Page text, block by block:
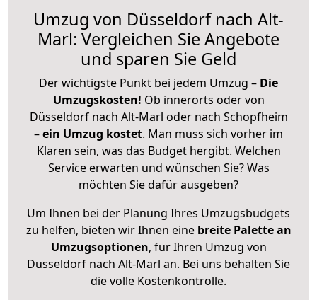
Umzug von Düsseldorf nach Alt-
Marl: Vergleichen Sie Angebote
und sparen Sie Geld
Der wichtigste Punkt bei jedem Umzug – Die
Umzugskosten! Ob innerorts oder von
Düsseldorf nach Alt-Marl oder nach Schopfheim
–ein Umzug kostet. Man muss sich vorher im
Klaren sein, was das Budget hergibt. Welchen
Service erwarten und wünschen Sie? Was
möchten Sie dafür ausgeben?
Um Ihnen bei der Planung Ihres Umzugsbudgets
zu helfen, bieten wir Ihnen eine breite Palette an
Umzugsoptionen, für Ihren Umzug von
Düsseldorf nach Alt-Marl an. Bei uns behalten Sie
die volle Kostenkontrolle.